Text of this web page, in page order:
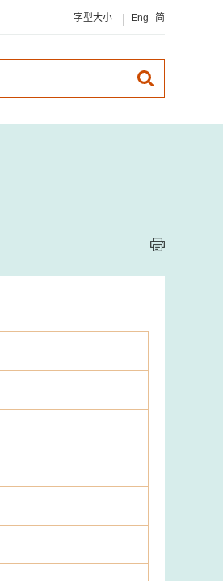
字型大小 Eng 简